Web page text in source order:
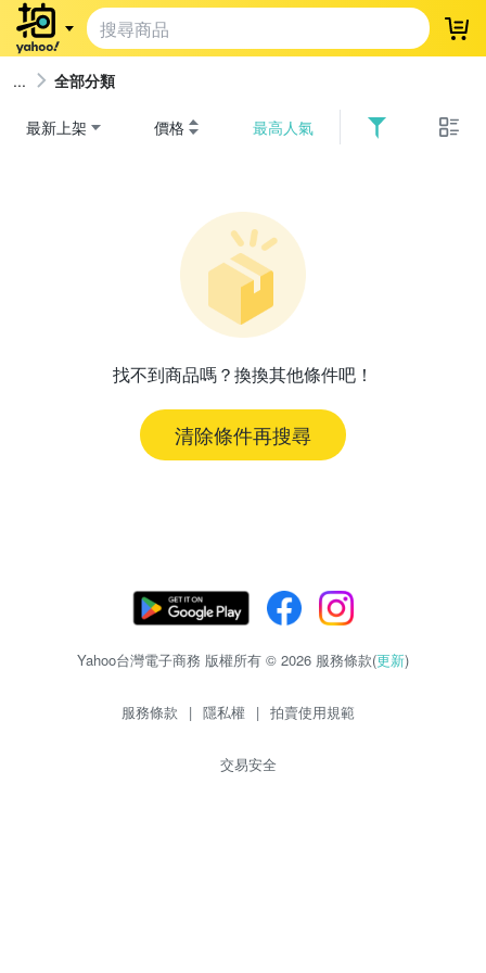
登
全部分類
最新上架 價格 最高人氣
找不到商品嗎？換換其他條件吧！
清除條件再搜尋
Yahoo台灣電子商務 版權所有 © 2026 服務條款(更新)
服務條款 | 隱私權 | 拍賣使用規範
交易安全